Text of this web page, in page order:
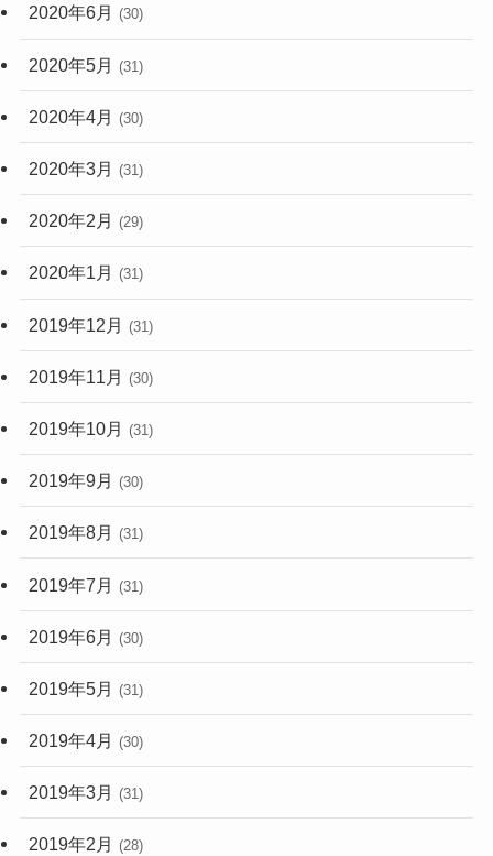
2020年6月 (30)
2020年5月 (31)
2020年4月 (30)
2020年3月 (31)
2020年2月 (29)
2020年1月 (31)
2019年12月 (31)
2019年11月 (30)
2019年10月 (31)
2019年9月 (30)
2019年8月 (31)
2019年7月 (31)
2019年6月 (30)
2019年5月 (31)
2019年4月 (30)
2019年3月 (31)
2019年2月 (28)